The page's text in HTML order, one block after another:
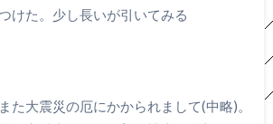
けた。少し長いが引いてみる
た大震災の厄にかかられまして(中略)。